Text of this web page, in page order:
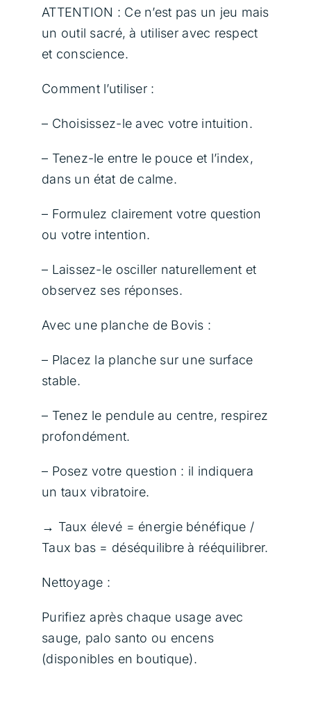
ATTENTION : Ce n’est pas un jeu mais
un outil sacré, à utiliser avec respect
et conscience.
Comment l’utiliser :
– Choisissez-le avec votre intuition.
– Tenez-le entre le pouce et l’index,
dans un état de calme.
– Formulez clairement votre question
ou votre intention.
– Laissez-le osciller naturellement et
observez ses réponses.
Avec une planche de Bovis :
– Placez la planche sur une surface
stable.
– Tenez le pendule au centre, respirez
profondément.
– Posez votre question : il indiquera
un taux vibratoire.
→ Taux élevé = énergie bénéfique /
Taux bas = déséquilibre à rééquilibrer.
Nettoyage :
Purifiez après chaque usage avec
sauge, palo santo ou encens
(disponibles en boutique).